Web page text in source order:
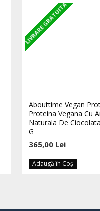
LIVRARE GRATUITA
100% Proteina Pura
2000g - Banana Mango
646,00 Lei
LIVRARE GRATUITA
Abouttime Vegan
Proteina Vegana Cu
Naturala De
G
365,00 Lei
Adaugă în Coş